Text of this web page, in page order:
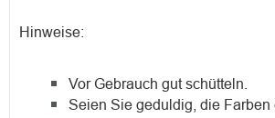
Hinweise:
Vor Gebrauch gut schütteln.
Seien Sie geduldig, die